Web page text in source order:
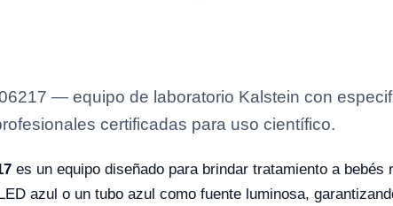
— equipo de laboratorio Kalstein con
certificadas para uso científico.
es un equipo diseñado para brindar tratamiento a bebés
azul o un tubo azul como fuente luminosa,